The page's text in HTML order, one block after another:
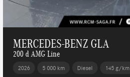
MERCEDES-BENZ GLA
200 d AMG Line
2026 5 000 km Diesel 145 g/km